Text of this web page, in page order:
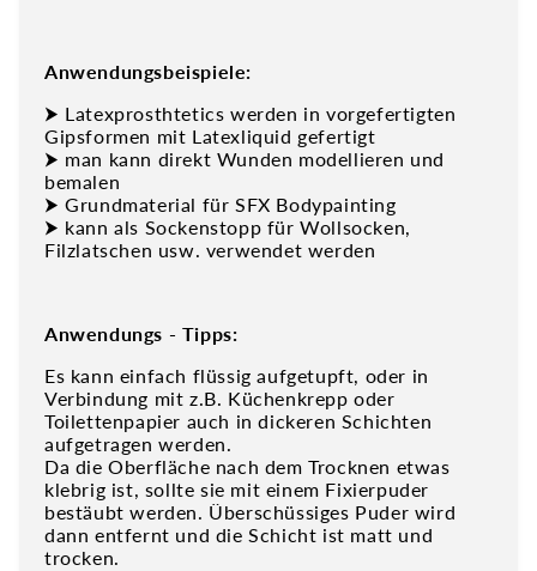
Anwendungsbeispiele:
⮞ Latexprosthtetics werden in vorgefertigten
Gipsformen mit Latexliquid gefertigt
⮞ man kann direkt Wunden modellieren und
bemalen
⮞ Grundmaterial für SFX Bodypainting
⮞ kann als Sockenstopp für Wollsocken,
Filzlatschen usw. verwendet werden
Anwendungs - Tipps:
Es kann einfach flüssig aufgetupft, oder in
Verbindung mit z.B. Küchenkrepp oder
Toilettenpapier auch in dickeren Schichten
aufgetragen werden.
Da die Oberfläche nach dem Trocknen etwas
klebrig ist, sollte sie mit einem Fixierpuder
bestäubt werden. Überschüssiges Puder wird
dann entfernt und die Schicht ist matt und
trocken.